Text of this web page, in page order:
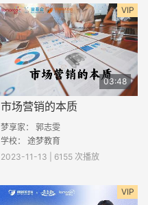
VIP
03:48
市场营销的本质
梦享家： 郭志雯
学校： 途梦教育
2023-11-13 | 6155 次播放
VIP